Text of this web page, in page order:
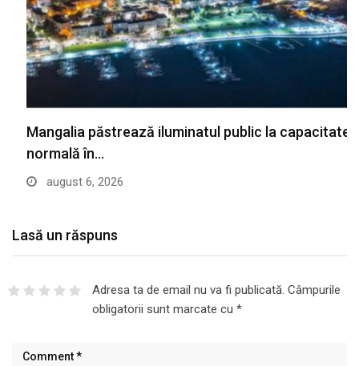
Mangalia păstrează iluminatul public la capacitate
normală în…
august 6, 2026
Lasă un răspuns
Adresa ta de email nu va fi publicată. Câmpurile
obligatorii sunt marcate cu *